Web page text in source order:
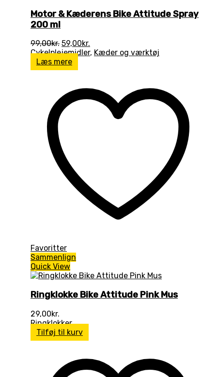
Motor & Kæderens Bike Attitude Spray
200 ml
99,00kr. Den
oprindelige
pris
var:
59,00kr.
aktuelle
Cykelplejemidler, Kæder og værktøj
Læs mere
Favoritter
Sammenlign
Quick View
Ringklokke Bike Attitude Pink Mus
29,00kr.
Ringklokker
Tilføj til kurv